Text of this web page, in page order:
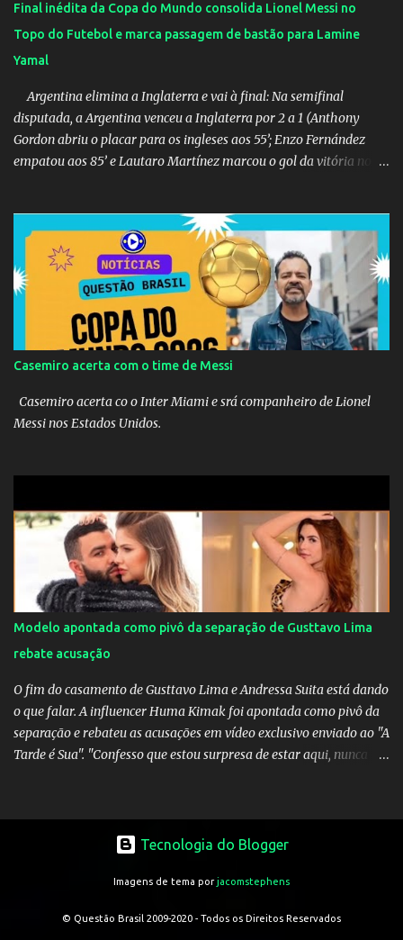
Final inédita da Copa do Mundo consolida Lionel Messi no
Topo do Futebol e marca passagem de bastão para Lamine
Yamal
Argentina elimina a Inglaterra e vai à final: Na semifinal
disputada, a Argentina venceu a Inglaterra por 2 a 1 (Anthony
Gordon abriu o placar para os ingleses aos 55’; Enzo Fernández
empatou aos 85’ e Lautaro Martínez marcou o gol da vitória nos
Inglaterra durante o jogo.
Casemiro acerta com o time de Messi
Casemiro acerta co o Inter Miami e srá companheiro de Lionel
Messi nos Estados Unidos.
Modelo apontada como pivô da separação de Gusttavo Lima
rebate acusação
O fim do casamento de Gusttavo Lima e Andressa Suita está dando
o que falar. A influencer Huma Kimak foi apontada como pivô da
separação e rebateu as acusações em vídeo exclusivo enviado ao "A
Tarde é Sua". "Confesso que estou surpresa de estar aqui, nunca
nenhum tipo de contato, nem de fã porque sou fã dele", disse
Huma Kimak. A influencer também contou que recebe diversos
fazer a divulgação de uma live do Gusttavo Lima em Manaus,
e no dia seguinte foi feita a live que eu não pude ir, porque estava
Tecnologia do Blogger
Imagens de tema porjacomstephens
© Questão Brasil 2009-2020 - Todos os Direitos Reservados